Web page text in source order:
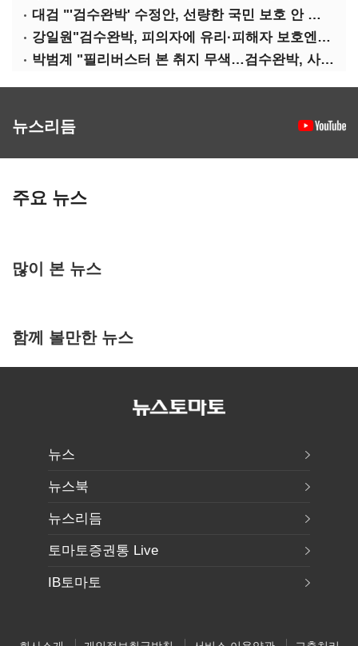
대검 "'검수완박' 수정안, 선량한 국민 보호 안 보여"
강일원"검수완박, 피의자에 유리·피해자 보호엔 문제"
박범계 "필리버스터 본 취지 무색…검수완박, 사실상 합의"
뉴스리듬
주요 뉴스
많이 본 뉴스
함께 볼만한 뉴스
뉴스
뉴스북
뉴스리듬
토마토증권통 Live
IB토마토